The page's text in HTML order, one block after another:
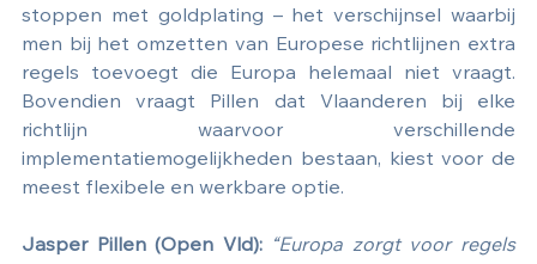
stoppen met goldplating – het verschijnsel waarbij
men bij het omzetten van Europese richtlijnen extra
regels toevoegt die Europa helemaal niet vraagt.
Bovendien vraagt Pillen dat Vlaanderen bij elke
richtlijn waarvoor verschillende
implementatiemogelijkheden bestaan, kiest voor de
meest flexibele en werkbare optie.
Jasper Pillen (Open Vld):
“Europa zorgt voor regels